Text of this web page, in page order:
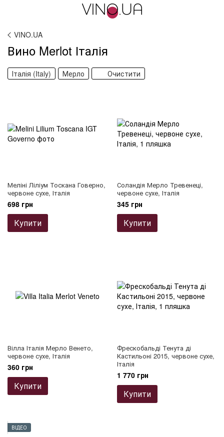
VINO.UA
Вино Merlot Італія
Італія (Italy) Мерло Очистити
Меліні Ліліум Тоскана Говерно,
червоне сухе, Італія
698 грн
Купити
Соландія Мерло Тревенеці,
червоне сухе, Італія
345 грн
Купити
Вілла Італія Мерло Венето,
червоне сухе, Італія
360 грн
Купити
Фрескобальді Тенута ді
Кастильоні 2015, червоне сухе,
Італія
1 770 грн
Купити
ВІДЕО